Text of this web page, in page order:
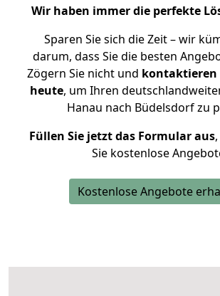
Wir haben immer die perfekte
Sparen Sie sich die Zeit – wir
darum, dass Sie die besten
Zögern Sie nicht und kontaktieren
heute, um Ihren
Hanau nach Büdelsdorf zu
Füllen Sie jetzt das Formular aus
Sie kostenlose
Kostenlose Angebote